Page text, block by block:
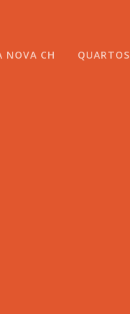
NOVA CH QUARTOS